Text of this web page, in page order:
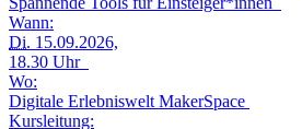
Wann:
Di. 15.09.2026,
18.30 Uhr
Wo:
Digitale Erlebniswelt MakerSpace
Kursleitung: